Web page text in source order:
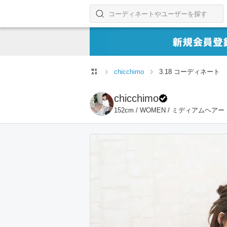
コーディネートやユーザーを探す
検索する
chicchimo 3.18 コーディネート
chicchimo
152cm / WOMEN / ミディアムヘアー